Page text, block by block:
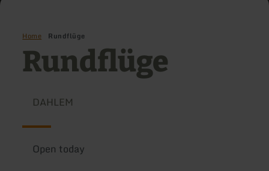
Home Rundflüge
Rundflüge
DAHLEM
Open today